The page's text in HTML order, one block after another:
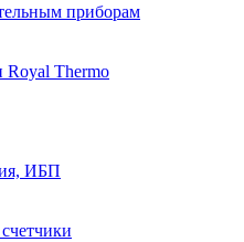
приборам
Royal Thermo
ИБП